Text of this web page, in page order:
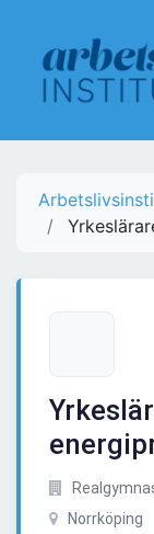
Norrköping